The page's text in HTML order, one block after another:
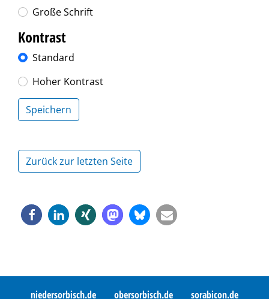
Große Schrift
Kontrast
Standard
Hoher Kontrast
Speichern
Zurück zur letzten Seite
niedersorbisch.de obersorbisch.de sorabicon.de